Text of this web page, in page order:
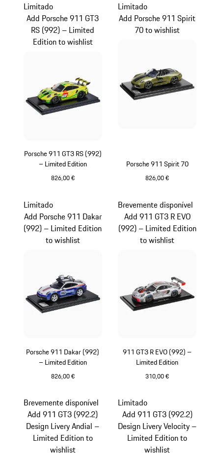
Porsche 911 GT3 RS (992)
– Limited Edition
826,00 €
Limitado
Add Porsche 911 GT3
RS (992) – Limited
Edition to wishlist
Porsche 911 Spirit 70
826,00 €
Limitado
Add Porsche 911 Spirit
70 to wishlist
Porsche 911 Dakar (992)
– Limited Edition
826,00 €
Limitado
Add Porsche 911 Dakar
(992) – Limited Edition
to wishlist
911 GT3 R EVO (992) –
Limited Edition
310,00 €
Brevemente disponível
Add 911 GT3 R EVO
(992) – Limited Edition
to wishlist
Brevemente disponível
Add 911 GT3 (992.2)
Design Livery Andial –
Limited Edition to
wishlist
Limitado
Add 911 GT3 (992.2)
Design Livery Velocity –
Limited Edition to
wishlist